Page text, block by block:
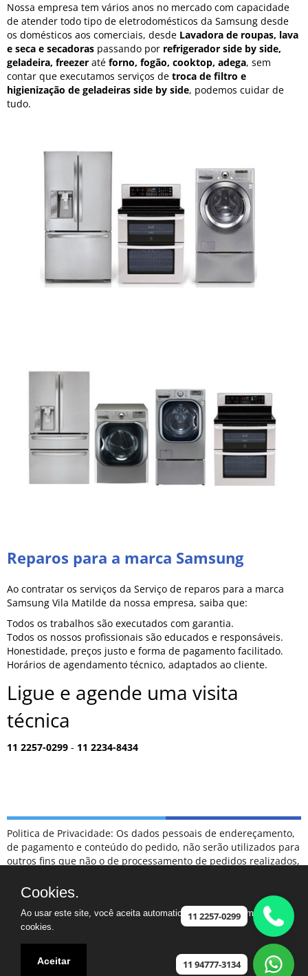
Nossa empresa tem vários anos no mercado com capacidade
de atender todo tipo de eletrodomésticos da Samsung desde
os domésticos aos comerciais, desde Lavadora de roupas, lava
e seca e secadoras passando por refrigerador side by side,
geladeira, freezer até forno, fogão, cooktop, adega, sem
contar que executamos serviços de troca de filtro e
higienização de geladeiras side by side, podemos cuidar de
tudo.
Reparos para a marca Samsung
Ao contratar os serviços da Serviço de reparos para a marca
Samsung Vila Matilde da nossa empresa, saiba que:
Todos os trabalhos são executados com garantia.
Todos os nossos profissionais são educados e responsáveis.
Honestidade, preços justo e forma de pagamento facilitado.
Horários de agendamento técnico, adaptados ao cliente.
Ligue e agende uma visita
técnica
11 2257-0299 - 11 2234-8434
Politica de Privacidade: Os dados pessoais de endereçamento,
de pagamento e conteúdo do pedido, não serão utilizados para
outros fins que não o de processamento de pedidos realizados,
para terceiros em hipótese alguma.
ESCLARECIMENTOS: NÃO FAZEMOS PARTE DA RELAÇÃO DE
POSTOS DE ATENDIMENTO CREDENCIADOS COMO
AUTORIZADOS DA MARCA SAMSUNG.
CASO TENHA UM ELETRODOMÉSTICO FORA DA GARANTIA,
FICAREMOS FELIZES EM PODER AJUDAR
Assistência ©2024 - Especializada na marca Samsung - Vila
11 2257-0299
11 94777-3134
Cookies.
Ao usar este site, você aceita automaticamente que usamos
cookies.
Aceitar